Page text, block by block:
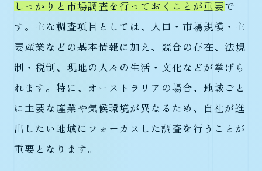
しっかりと市場調査を行っておくことが重要で
す。主な調査項目としては、人口・市場規模・主
要産業などの基本情報に加え、競合の存在、法規
制・税制、現地の人々の生活・文化などが挙げら
れます。特に、オーストラリアの場合、地域ごと
に主要な産業や気候環境が異なるため、自社が進
出したい地域にフォーカスした調査を行うことが
重要となります。